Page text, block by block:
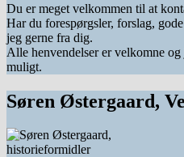
Du er meget velkommen til at
Har du forespørgsler, forslag,
jeg gerne fra dig.
Alle henvendelser er velkomne
muligt.
Søren Østergaard,